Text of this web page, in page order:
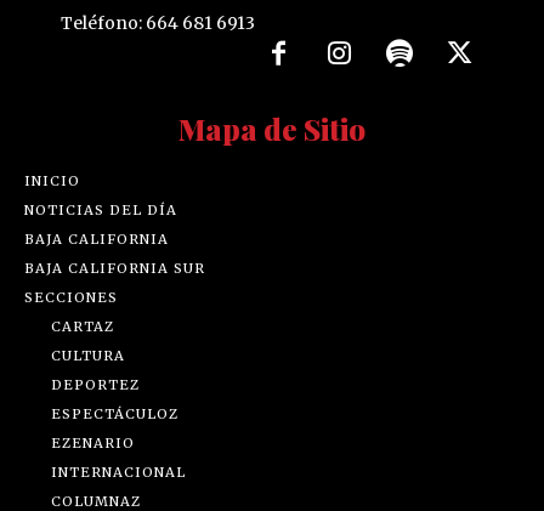
Teléfono: 664 681 6913
Mapa de Sitio
INICIO
NOTICIAS DEL DÍA
BAJA CALIFORNIA
BAJA CALIFORNIA SUR
SECCIONES
CARTAZ
CULTURA
DEPORTEZ
ESPECTÁCULOZ
EZENARIO
INTERNACIONAL
COLUMNAZ